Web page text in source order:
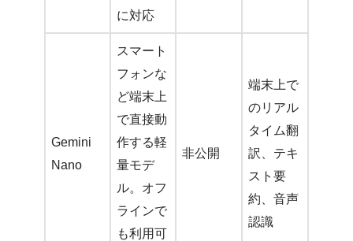
に対応
Gemini
Nano
スマート
フォンな
ど端末上
で直接動
作する軽
量モデ
ル。オフ
ラインで
も利用可
非公開
端末上で
のリアル
タイム翻
訳、テキ
スト要
約、音声
認識